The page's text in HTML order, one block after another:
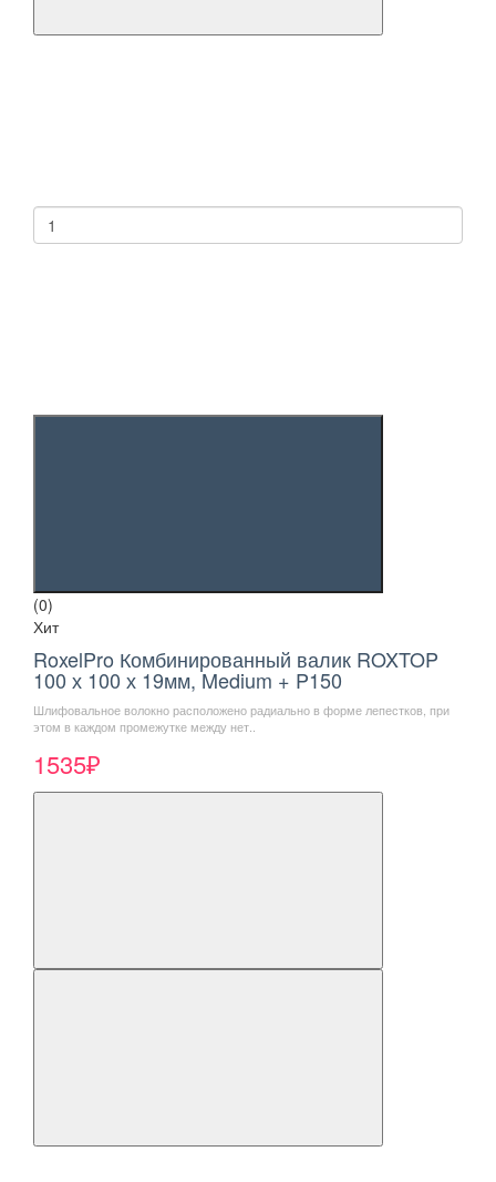
(0)
Хит
RoxelPro Комбинированный валик ROXTOP
100 х 100 х 19мм, Medium + P150
Шлифовальное волокно расположено радиально в форме лепестков, при
этом в каждом промежутке между нет..
1535₽